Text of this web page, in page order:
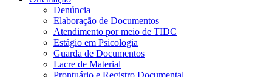
Denúncia
Elaboração de Documentos
Atendimento por meio de TIDC
Estágio em Psicologia
Guarda de Documentos
Lacre de Material